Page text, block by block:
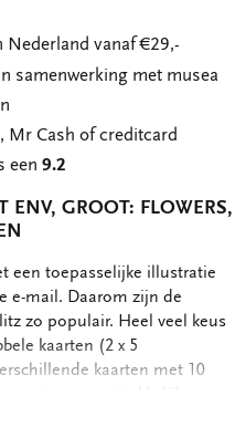
vanaf €29,-
samenwerking met musea
Mr Cash of creditcard
een9.2
ENV, GROOT: FLOWERS,
een toepasselijke illustratie
e-mail. Daarom zijn de
zo populair. Heel veel keus
kaarten (2 x 5
kaarten met 10
het mapje staan de